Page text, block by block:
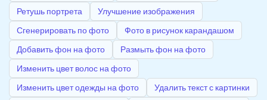
Ретушь портрета
Улучшение изображения
Сгенерировать по фото
Фото в рисунок карандашом
Добавить фон на фото
Размыть фон на фото
Изменить цвет волос на фото
Изменить цвет одежды на фото
Удалить текст с картинки